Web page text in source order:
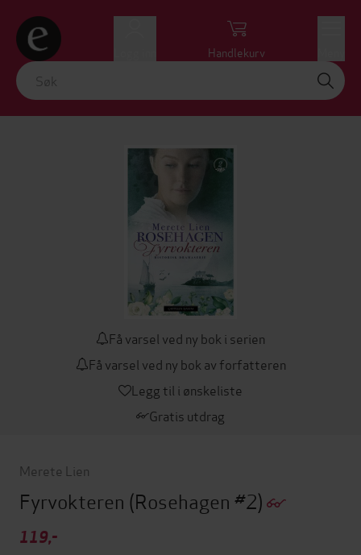
Handlekurv
Få varsel ved ny bok i serien
Få varsel ved ny bok av forfatteren
Legg til i ønskeliste
Gratis utdrag
Merete Lien
Fyrvokteren (Rosehagen #2)
119,-